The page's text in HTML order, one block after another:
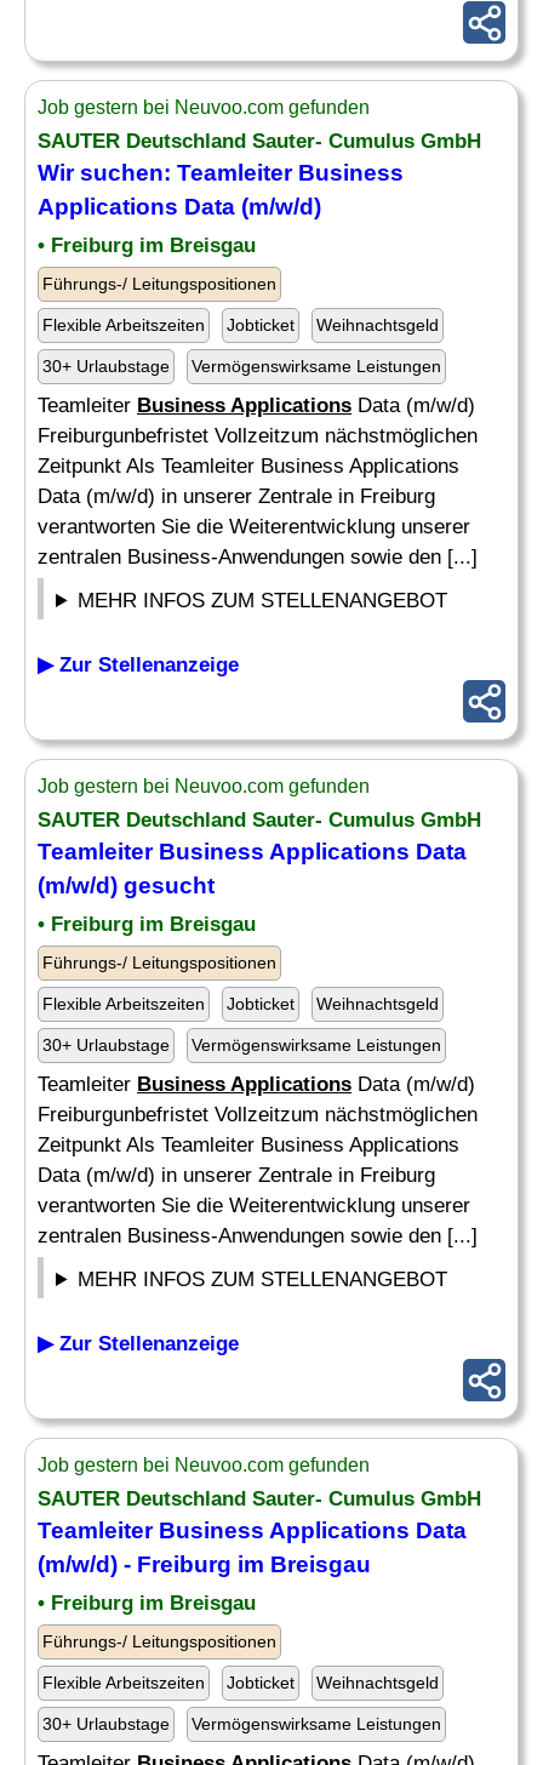
Job gestern bei Neuvoo.com gefunden
SAUTER Deutschland Sauter- Cumulus GmbH
Wir suchen: Teamleiter Business
Applications Data (m/w/d)
• Freiburg im Breisgau
Führungs-/ Leitungspositionen
Flexible Arbeitszeiten Jobticket Weihnachtsgeld
30+ Urlaubstage Vermögenswirksame Leistungen
Teamleiter Business Applications Data (m/w/d)
Freiburgunbefristet Vollzeitzum nächstmöglichen
Zeitpunkt Als Teamleiter Business Applications
Data (m/w/d) in unserer Zentrale in Freiburg
verantworten Sie die Weiterentwicklung unserer
zentralen Business-Anwendungen sowie den [...]
MEHR INFOS ZUM STELLENANGEBOT
▶ Zur Stellenanzeige
Job gestern bei Neuvoo.com gefunden
SAUTER Deutschland Sauter- Cumulus GmbH
Teamleiter Business Applications Data
(m/w/d) gesucht
• Freiburg im Breisgau
Führungs-/ Leitungspositionen
Flexible Arbeitszeiten Jobticket Weihnachtsgeld
30+ Urlaubstage Vermögenswirksame Leistungen
Teamleiter Business Applications Data (m/w/d)
Freiburgunbefristet Vollzeitzum nächstmöglichen
Zeitpunkt Als Teamleiter Business Applications
Data (m/w/d) in unserer Zentrale in Freiburg
verantworten Sie die Weiterentwicklung unserer
zentralen Business-Anwendungen sowie den [...]
MEHR INFOS ZUM STELLENANGEBOT
▶ Zur Stellenanzeige
Job gestern bei Neuvoo.com gefunden
SAUTER Deutschland Sauter- Cumulus GmbH
Teamleiter Business Applications Data
(m/w/d) - Freiburg im Breisgau
• Freiburg im Breisgau
Führungs-/ Leitungspositionen
Flexible Arbeitszeiten Jobticket Weihnachtsgeld
30+ Urlaubstage Vermögenswirksame Leistungen